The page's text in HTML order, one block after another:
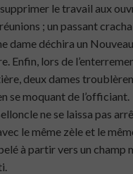
le travail aux
; un passant
dame déchira un
Enfin, lors de
deux dames
se moquant de l’officiant.
ne se laissa pas
le même zèle et le
à partir vers un champ